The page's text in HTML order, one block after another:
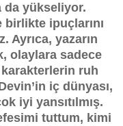
da yükseliyor.
ipuçlarını
Ayrıca, yazarın
olaylara sadece
karakterlerin ruh
iç dünyası,
iyi yansıtılmış.
tuttum, kimi